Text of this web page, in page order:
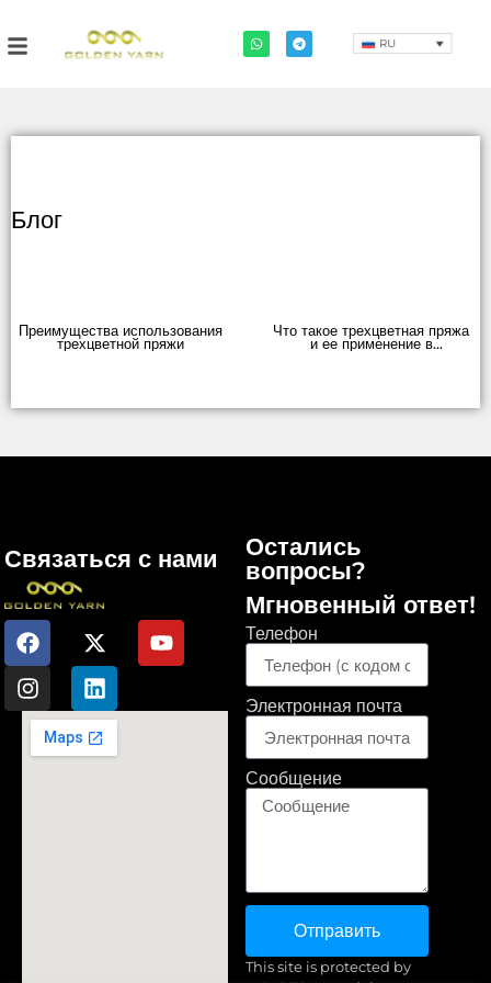
RU
Блог
Преимущества использования
трехцветной пряжи
Что такое трехцветная пряжа
и ее применение в
Связаться с нами Остались
вопросы?
Мгновенный ответ!
Телефон
Электронная почта
Сообщение
Отправить
This site is protected by